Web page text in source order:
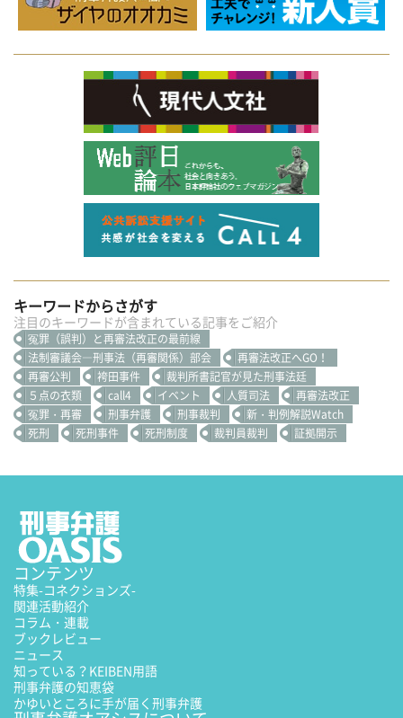
キーワードからさがす
注目のキーワードが含まれている記事をご紹介
冤罪（誤判）と再審法改正の最前線
法制審議会―刑事法（再審関係）部会
再審法改正へGO！
再審公判
袴田事件
裁判所書記官が見た刑事法廷
５点の衣類
call4 イベント 人質司法
再審法改正
冤罪・再審
刑事弁護 刑事裁判
新・判例解説Watch
死刑
死刑事件 死刑制度 裁判員裁判 証拠開示
コンテンツ
特集-コネクションズ-
関連活動紹介
コラム・連載
ブックレビュー
ニュース
知っている？KEIBEN用語
刑事弁護の知恵袋
かゆいところに手が届く刑事弁護